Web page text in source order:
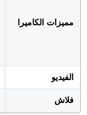
مميزات الكاميرا
الفيديو
فلاش